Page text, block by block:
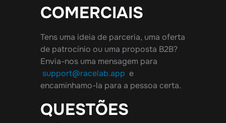
COMERCIAIS
Tens uma ideia de parceria, uma oferta
de patrocínio ou uma proposta B2B?
Envia-nos uma mensagem para
support@racelab.app e
encaminhamo-la para a pessoa certa.
QUESTÕES